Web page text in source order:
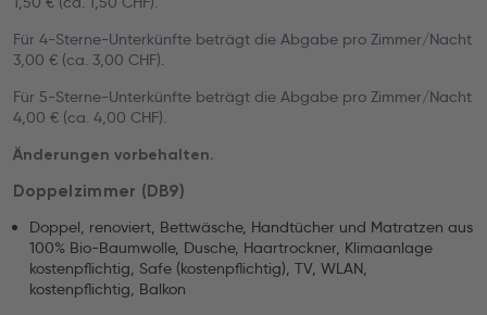
Für 4-Sterne-Unterkünfte beträgt die Abgabe pro Zimmer/Nacht
3,00 € (ca. 3,00 CHF).
Für 5-Sterne-Unterkünfte beträgt die Abgabe pro Zimmer/Nacht
4,00 € (ca. 4,00 CHF).
Änderungen vorbehalten.
Doppelzimmer (DB9)
Doppel, renoviert, Bettwäsche, Handtücher und Matratzen aus
100% Bio-Baumwolle, Dusche, Haartrockner, Klimaanlage
kostenpflichtig, Safe (kostenpflichtig), TV, WLAN,
kostenpflichtig, Balkon